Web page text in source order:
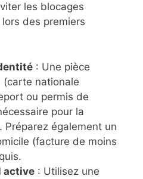
les blocages
des premiers
: Une pièce
(carte nationale
ou permis de
pour la
Préparez également un
(facture de moins
active : Utilisez une